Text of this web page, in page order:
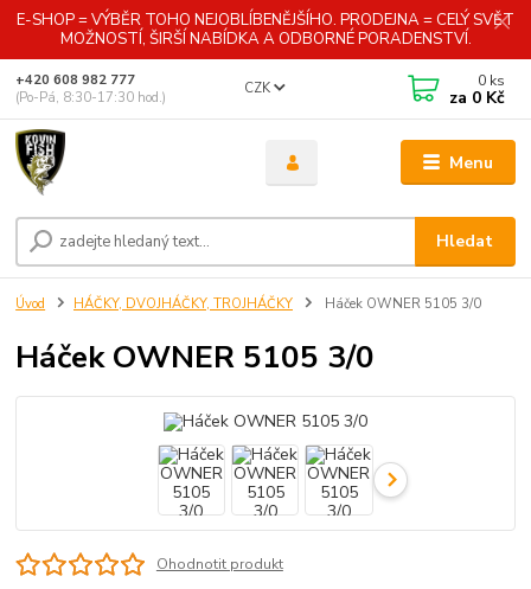
E-SHOP = VÝBĚR TOHO NEJOBLÍBENĚJŠÍHO. PRODEJNA = CELÝ SVĚT
MOŽNOSTÍ, ŠIRŠÍ NABÍDKA A ODBORNÉ PORADENSTVÍ.
Menu
CZK
Hledat
+420 608 982 777
(Po-Pá, 8:30-17:30 hod.)
0 ks
za 0 Kč
Úvod HÁČKY, DVOJHÁČKY, TROJHÁČKY Háček OWNER 5105 3/0
Háček OWNER 5105 3/0
Ohodnotit produkt